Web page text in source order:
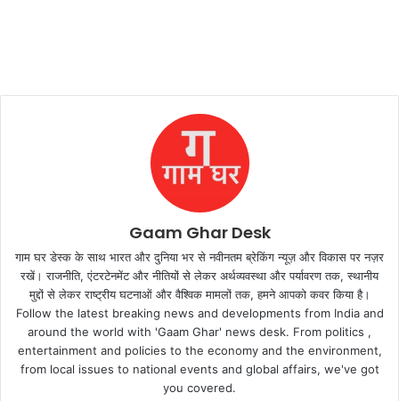
Gaam Ghar Desk
गाम घर डेस्क के साथ भारत और दुनिया भर से नवीनतम ब्रेकिंग न्यूज़ और विकास पर नज़र
रखें। राजनीति, एंटरटेनमेंट और नीतियों से लेकर अर्थव्यवस्था और पर्यावरण तक, स्थानीय
मुद्दों से लेकर राष्ट्रीय घटनाओं और वैश्विक मामलों तक, हमने आपको कवर किया है।
Follow the latest breaking news and developments from India and
around the world with 'Gaam Ghar' news desk. From politics ,
entertainment and policies to the economy and the environment,
from local issues to national events and global affairs, we've got
you covered.